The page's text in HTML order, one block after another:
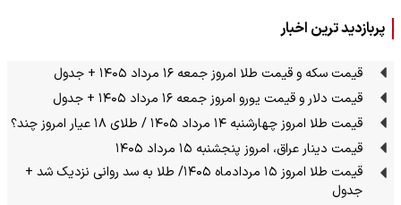
پربازدید ترین اخبار
قیمت سکه و قیمت طلا امروز جمعه ۱۶ مرداد ۱۴۰۵ + جدول
قیمت دلار و قیمت یورو امروز جمعه ۱۶ مرداد ۱۴۰۵ + جدول
قیمت طلا امروز چهارشنبه ۱۴ مرداد ۱۴۰۵ / طلای ۱۸ عیار امروز چند؟
قیمت دینار عراق، امروز پنجشنبه ۱۵ مرداد ۱۴۰۵
قیمت طلا امروز ۱۵ مردادماه ۱۴۰۵/ طلا به سد روانی نزدیک شد +
جدول